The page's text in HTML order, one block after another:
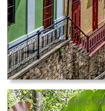
Taino